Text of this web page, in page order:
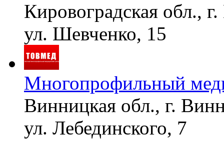
Кировоградская обл.,
ул. Шевченко, 15
Многопрофильный
Винницкая обл., г.
ул. Лебединского, 7